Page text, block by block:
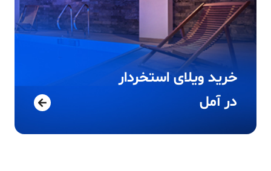
خرید ویلای استخردار
درآمل